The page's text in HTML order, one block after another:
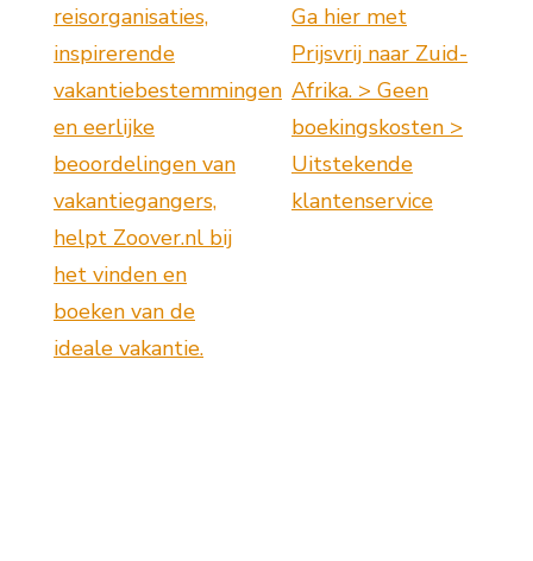
reisorganisaties,
inspirerende
vakantiebestemmingen
en eerlijke
beoordelingen van
vakantiegangers,
helpt Zoover.nl bij
het vinden en
boeken van de
ideale vakantie.
Ga hier met
Prijsvrij naar Zuid-
Afrika. > Geen
boekingskosten >
Uitstekende
klantenservice